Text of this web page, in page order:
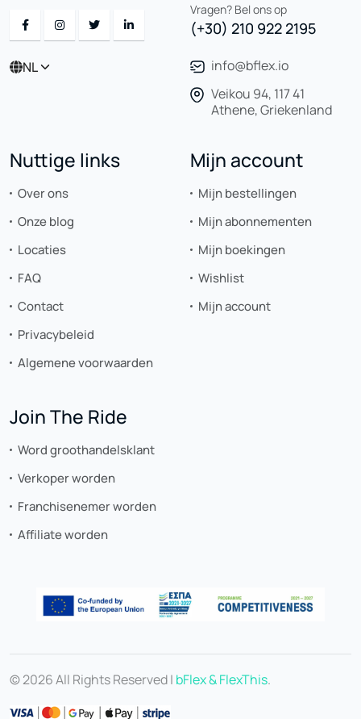
NL
Vragen? Bel ons op
(+30) 210 922 2195
info@bflex.io
Veikou 94, 117 41
Athene, Griekenland
Nuttige links
Over ons
Onze blog
Locaties
FAQ
Contact
Privacybeleid
Algemene voorwaarden
Mijn account
Mijn bestellingen
Mijn abonnementen
Mijn boekingen
Wishlist
Mijn account
Join The Ride
Word groothandelsklant
Verkoper worden
Franchisenemer worden
Affiliate worden
© 2026 All Rights Reserved | bFlex & FlexThis.